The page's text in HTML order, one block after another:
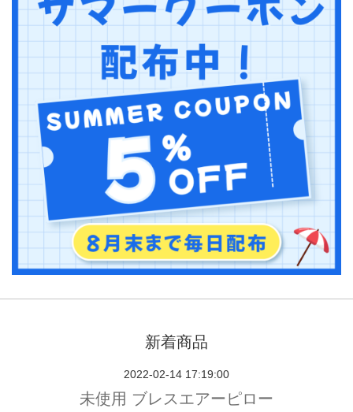
新着商品
2022-02-14 17:19:00
未使用 ブレスエアーピロー